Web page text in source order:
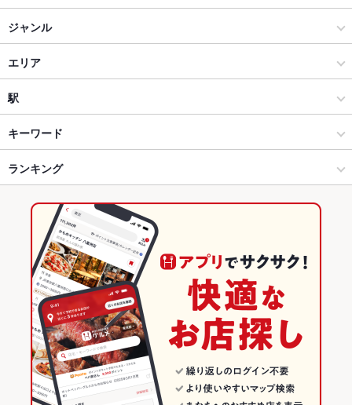
イタリアン×食べ飲み Via 天神本店（ビア）
ジャンル
ダイニングバー・バル
スペインバル・イタリアンバール
天神・西中洲・春吉 × ダイニングバー・バル
天神・西中洲・春吉 × スペインバル・イタリアンバール
天神駅 × ダイニングバー・バル
天神駅 × スペインバル・イタリアンバール
イタリアン・フレンチ
パスタ・ピザ
天神・西中洲・春吉 × イタリアン・フレンチ
天神・西中洲・春吉 × パスタ・ピザ
エリア
天神
天神 × ダイニングバー・バル
天神 × スペインバル・イタリアンバール
天神 × イタリアン・フレンチ
天神 × パスタ・ピザ
福岡 × ダイニングバー・バル
福岡 × スペインバル・イタリアンバール
福岡 × イタリアン・フレンチ
駅
天神駅
西鉄福岡駅
キーワード
フライドポテト
チーズフォンデュ アヒージョ
ランキング
福岡のグルメランキング
福岡のダイニングバー・バルランキング
福岡のスペインバル・イタリアンバールランキング
天神・西中洲・春吉のグルメランキング
天神・西中洲・春吉のダイニングバー・バルランキング
天神・西中洲・春吉のスペインバル・イタリアンバールランキン